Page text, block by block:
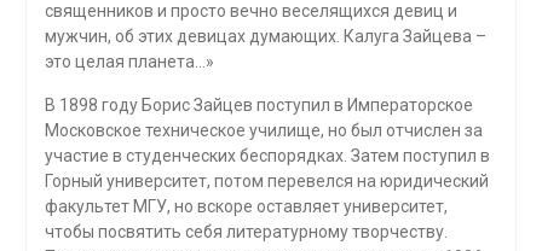
священников и просто вечно веселящихся девиц и
мужчин, об этих девицах думающих. Калуга Зайцева –
это целая планета…»
В 1898 году Борис Зайцев поступил в Императорское
Московское техническое училище, но был отчислен за
участие в студенческих беспорядках. Затем поступил в
Горный университет, потом перевелся на юридический
факультет МГУ, но вскоре оставляет университет,
чтобы посвятить себя литературному творчеству.